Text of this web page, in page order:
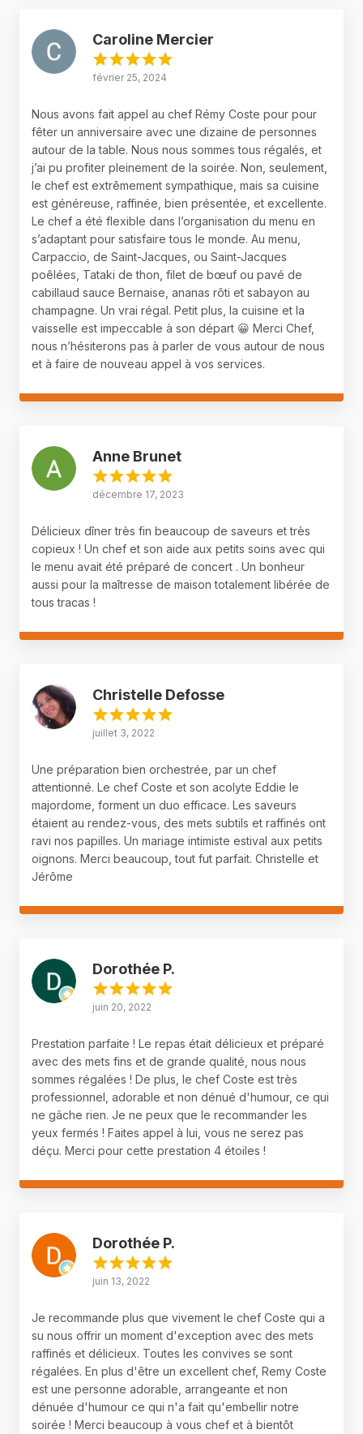
Caroline Mercier
février 25, 2024
Nous avons fait appel au chef Rémy Coste pour pour
fêter un anniversaire avec une dizaine de personnes
autour de la table. Nous nous sommes tous régalés, et
j’ai pu profiter pleinement de la soirée. Non, seulement,
le chef est extrêmement sympathique, mais sa cuisine
est généreuse, raffinée, bien présentée, et excellente.
Le chef a été flexible dans l’organisation du menu en
s’adaptant pour satisfaire tous le monde. Au menu,
Carpaccio, de Saint-Jacques, ou Saint-Jacques
poêlées, Tataki de thon, filet de bœuf ou pavé de
cabillaud sauce Bernaise, ananas rôti et sabayon au
champagne. Un vrai régal. Petit plus, la cuisine et la
vaisselle est impeccable à son départ 😀 Merci Chef,
nous n’hésiterons pas à parler de vous autour de nous
et à faire de nouveau appel à vos services.
Anne Brunet
décembre 17, 2023
Délicieux dîner très fin beaucoup de saveurs et très
copieux ! Un chef et son aide aux petits soins avec qui
le menu avait été préparé de concert . Un bonheur
aussi pour la maîtresse de maison totalement libérée de
tous tracas !
Christelle Defosse
juillet 3, 2022
Une préparation bien orchestrée, par un chef
attentionné. Le chef Coste et son acolyte Eddie le
majordome, forment un duo efficace. Les saveurs
étaient au rendez-vous, des mets subtils et raffinés ont
ravi nos papilles. Un mariage intimiste estival aux petits
oignons. Merci beaucoup, tout fut parfait. Christelle et
Jérôme
Dorothée P.
juin 20, 2022
Prestation parfaite ! Le repas était délicieux et préparé
avec des mets fins et de grande qualité, nous nous
sommes régalées ! De plus, le chef Coste est très
professionnel, adorable et non dénué d'humour, ce qui
ne gâche rien. Je ne peux que le recommander les
yeux fermés ! Faites appel à lui, vous ne serez pas
déçu. Merci pour cette prestation 4 étoiles !
Dorothée P.
juin 13, 2022
Je recommande plus que vivement le chef Coste qui a
su nous offrir un moment d'exception avec des mets
raffinés et délicieux. Toutes les convives se sont
régalées. En plus d'être un excellent chef, Remy Coste
est une personne adorable, arrangeante et non
dénuée d'humour ce qui n'a fait qu'embellir notre
soirée ! Merci beaucoup à vous chef et à bientôt